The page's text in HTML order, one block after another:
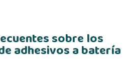
sobre los
adhesivos a batería